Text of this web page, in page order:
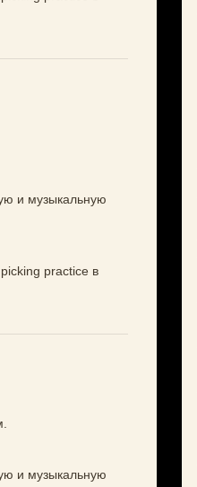
и музыкальную
practice в
и музыкальную